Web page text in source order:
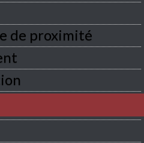
de proximité